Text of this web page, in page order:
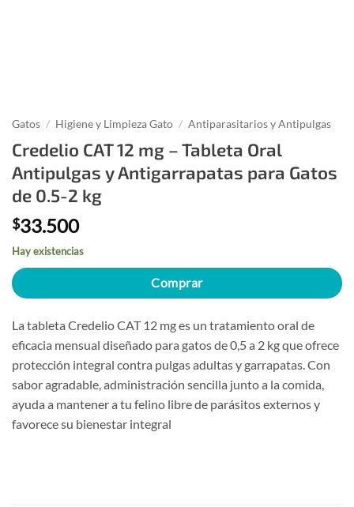
Gatos / Higiene y Limpieza Gato / Antiparasitarios y Antipulgas
Credelio CAT 12 mg – Tableta Oral
Antipulgas y Antigarrapatas para Gatos
de 0.5-2 kg
$33.500
Hay existencias
Comprar
La tableta Credelio CAT 12 mg es un tratamiento oral de
eficacia mensual diseñado para gatos de 0,5 a 2 kg que ofrece
protección integral contra pulgas adultas y garrapatas. Con
sabor agradable, administración sencilla junto a la comida,
ayuda a mantener a tu felino libre de parásitos externos y
favorece su bienestar integral